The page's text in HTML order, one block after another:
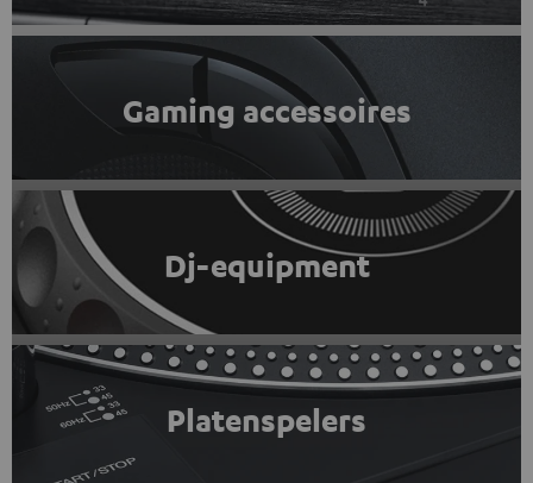
Gaming accessoires
Dj-equipment
Platenspelers